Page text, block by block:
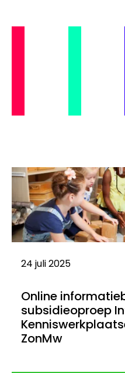
24 juli 2025
Online
subsidieoproep
ZonMw